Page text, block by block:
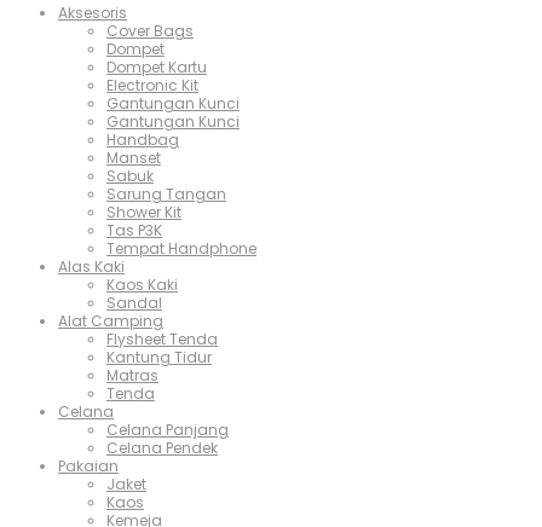
Aksesoris
Cover Bags
Dompet
Dompet Kartu
Electronic Kit
Gantungan Kunci
Gantungan Kunci
Handbag
Manset
Sabuk
Sarung Tangan
Shower Kit
Tas P3K
Tempat Handphone
Alas Kaki
Kaos Kaki
Sandal
Alat Camping
Flysheet Tenda
Kantung Tidur
Matras
Tenda
Celana
Celana Panjang
Celana Pendek
Pakaian
Jaket
Kaos
Kemeja